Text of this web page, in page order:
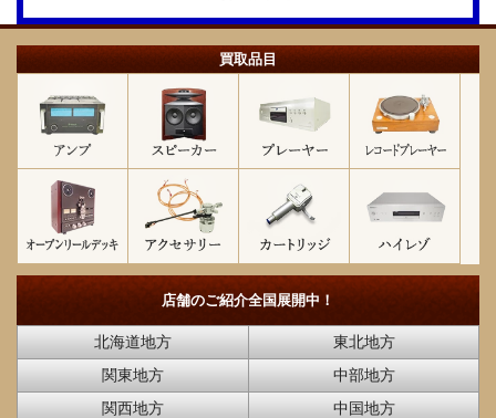
買取品目
店舗のご紹介全国展開中！
北海道地方
東北地方
関東地方
中部地方
関西地方
中国地方